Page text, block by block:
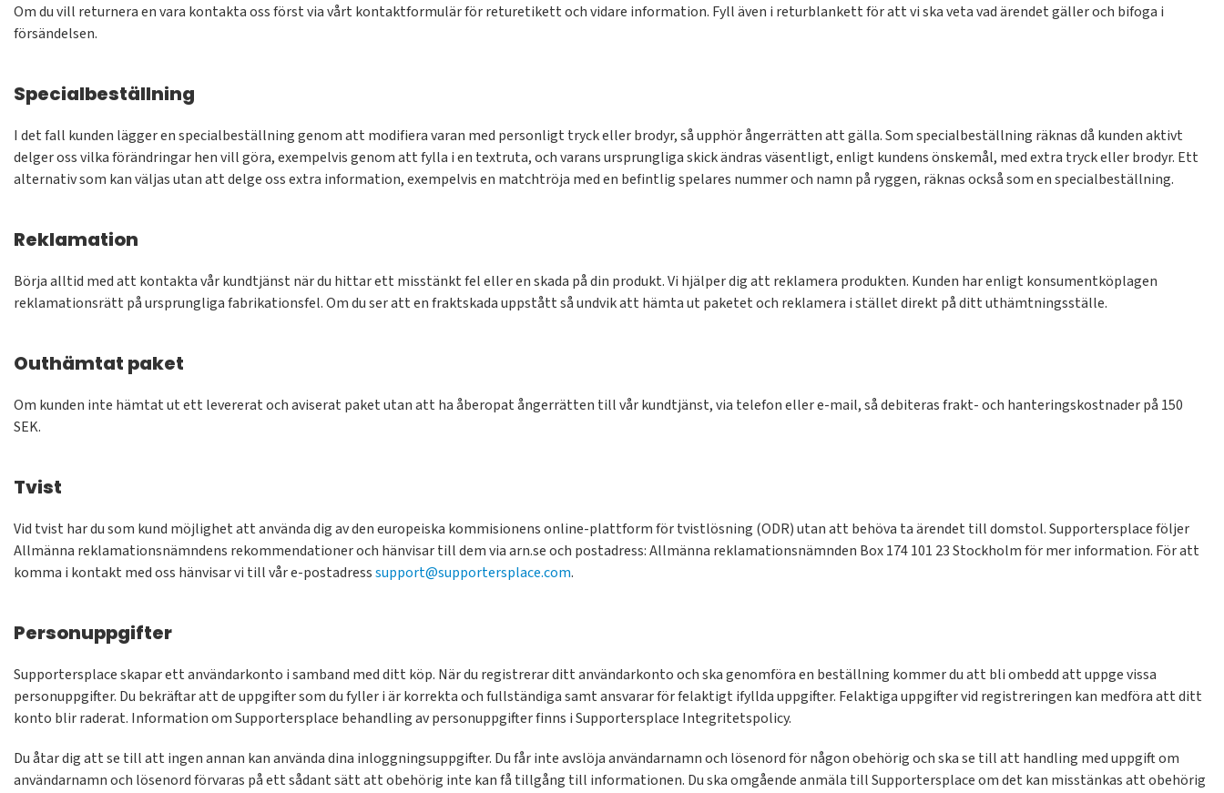
Om du vill returnera en vara kontakta oss först via vårt kontaktformulär för returetikett och vidare information. Fyll även i returblankett för att vi ska veta vad ärendet gäller och bifoga i
försändelsen.
Specialbeställning
I det fall kunden lägger en specialbeställning genom att modifiera varan med personligt tryck eller brodyr, så upphör ångerrätten att gälla. Som specialbeställning räknas då kunden aktivt
delger oss vilka förändringar hen vill göra, exempelvis genom att fylla i en textruta, och varans ursprungliga skick ändras väsentligt, enligt kundens önskemål, med extra tryck eller brodyr. Ett
alternativ som kan väljas utan att delge oss extra information, exempelvis en matchtröja med en befintlig spelares nummer och namn på ryggen, räknas också som en specialbeställning.
Reklamation
Börja alltid med att kontakta vår kundtjänst när du hittar ett misstänkt fel eller en skada på din produkt. Vi hjälper dig att reklamera produkten. Kunden har enligt konsumentköplagen
reklamationsrätt på ursprungliga fabrikationsfel. Om du ser att en fraktskada uppstått så undvik att hämta ut paketet och reklamera i stället direkt på ditt uthämtningsställe.
Outhämtat paket
Om kunden inte hämtat ut ett levererat och aviserat paket utan att ha åberopat ångerrätten till vår kundtjänst, via telefon eller e-mail, så debiteras frakt- och hanteringskostnader på 150
SEK.
Tvist
Vid tvist har du som kund möjlighet att använda dig av den europeiska kommisionens online-plattform för tvistlösning (ODR) utan att behöva ta ärendet till domstol. Supportersplace följer
Allmänna reklamationsnämndens rekommendationer och hänvisar till dem via arn.se och postadress: Allmänna reklamationsnämnden Box 174 101 23 Stockholm för mer information. För att
komma i kontakt med oss hänvisar vi till vår e-postadresssupport@supportersplace.com.
Personuppgifter
Supportersplace skapar ett användarkonto i samband med ditt köp. När du registrerar ditt användarkonto och ska genomföra en beställning kommer du att bli ombedd att uppge vissa
personuppgifter. Du bekräftar att de uppgifter som du fyller i är korrekta och fullständiga samt ansvarar för felaktigt ifyllda uppgifter. Felaktiga uppgifter vid registreringen kan medföra att ditt
konto blir raderat. Information om Supportersplace behandling av personuppgifter finns i Supportersplace Integritetspolicy.
Du åtar dig att se till att ingen annan kan använda dina inloggningsuppgifter. Du får inte avslöja användarnamn och lösenord för någon obehörig och ska se till att handling med uppgift om
användarnamn och lösenord förvaras på ett sådant sätt att obehörig inte kan få tillgång till informationen. Du ska omgående anmäla till Supportersplace om det kan misstänkas att obehörig